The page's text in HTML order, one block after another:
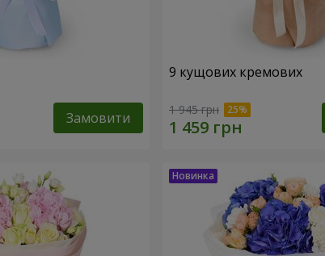
Замовити
9 кущових кремових
1 945 грн